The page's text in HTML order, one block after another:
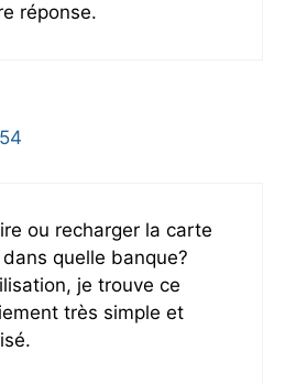
réponse.
ou recharger la carte
quelle banque?
je trouve ce
très simple et